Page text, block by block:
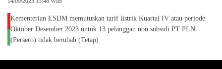
Kementerian ESDM memutuskan tarif listrik Kuartal IV atau periode
Oktober Desember 2023 untuk 13 pelanggan non subsidi PT PLN
(Persero) tidak berubah (Tetap).